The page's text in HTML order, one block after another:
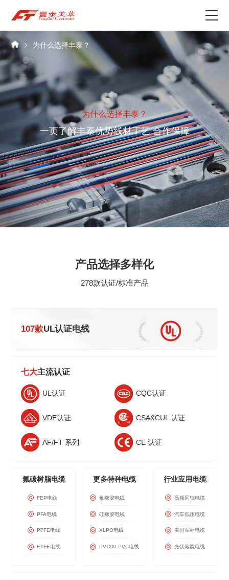
为什么选择丰泰？
产品中心
关于我们
资讯中心
联系我们
为什么选择丰泰？
为什么选择丰泰？
一页了解丰泰优势线材工艺 合作保障
产品选择多样化
278款认证/标准产品
107款UL认证电线
七大主流认证
UL认证 CQC认证
VDE认证 CSA&CUL 认证
AF/FT 系列 CE 认证
氟碳树脂电缆
FEP电线
PFA电线
PTFE电线
ETFE电线
更多特种电缆
氟橡胶电线
硅橡胶电线
XLPO电线
PVC/XLPVC电线
行业应用电缆
高频同轴电缆
汽车低压电缆
美国军标电缆
光伏储能电缆
一句话描
一句话描
丰泰SONY GP认
SONY GP认证
GP(Green
证，是一个以
和推出更多更
GP是SONY对
鉴合格的供应
通过体系的确
通过后会取得
绿色产品管理
生产及交付过